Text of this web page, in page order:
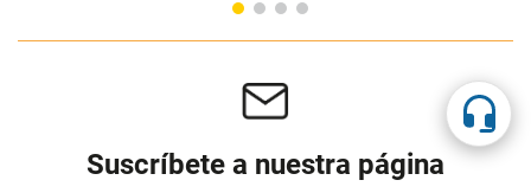
Suscríbete a nuestra página